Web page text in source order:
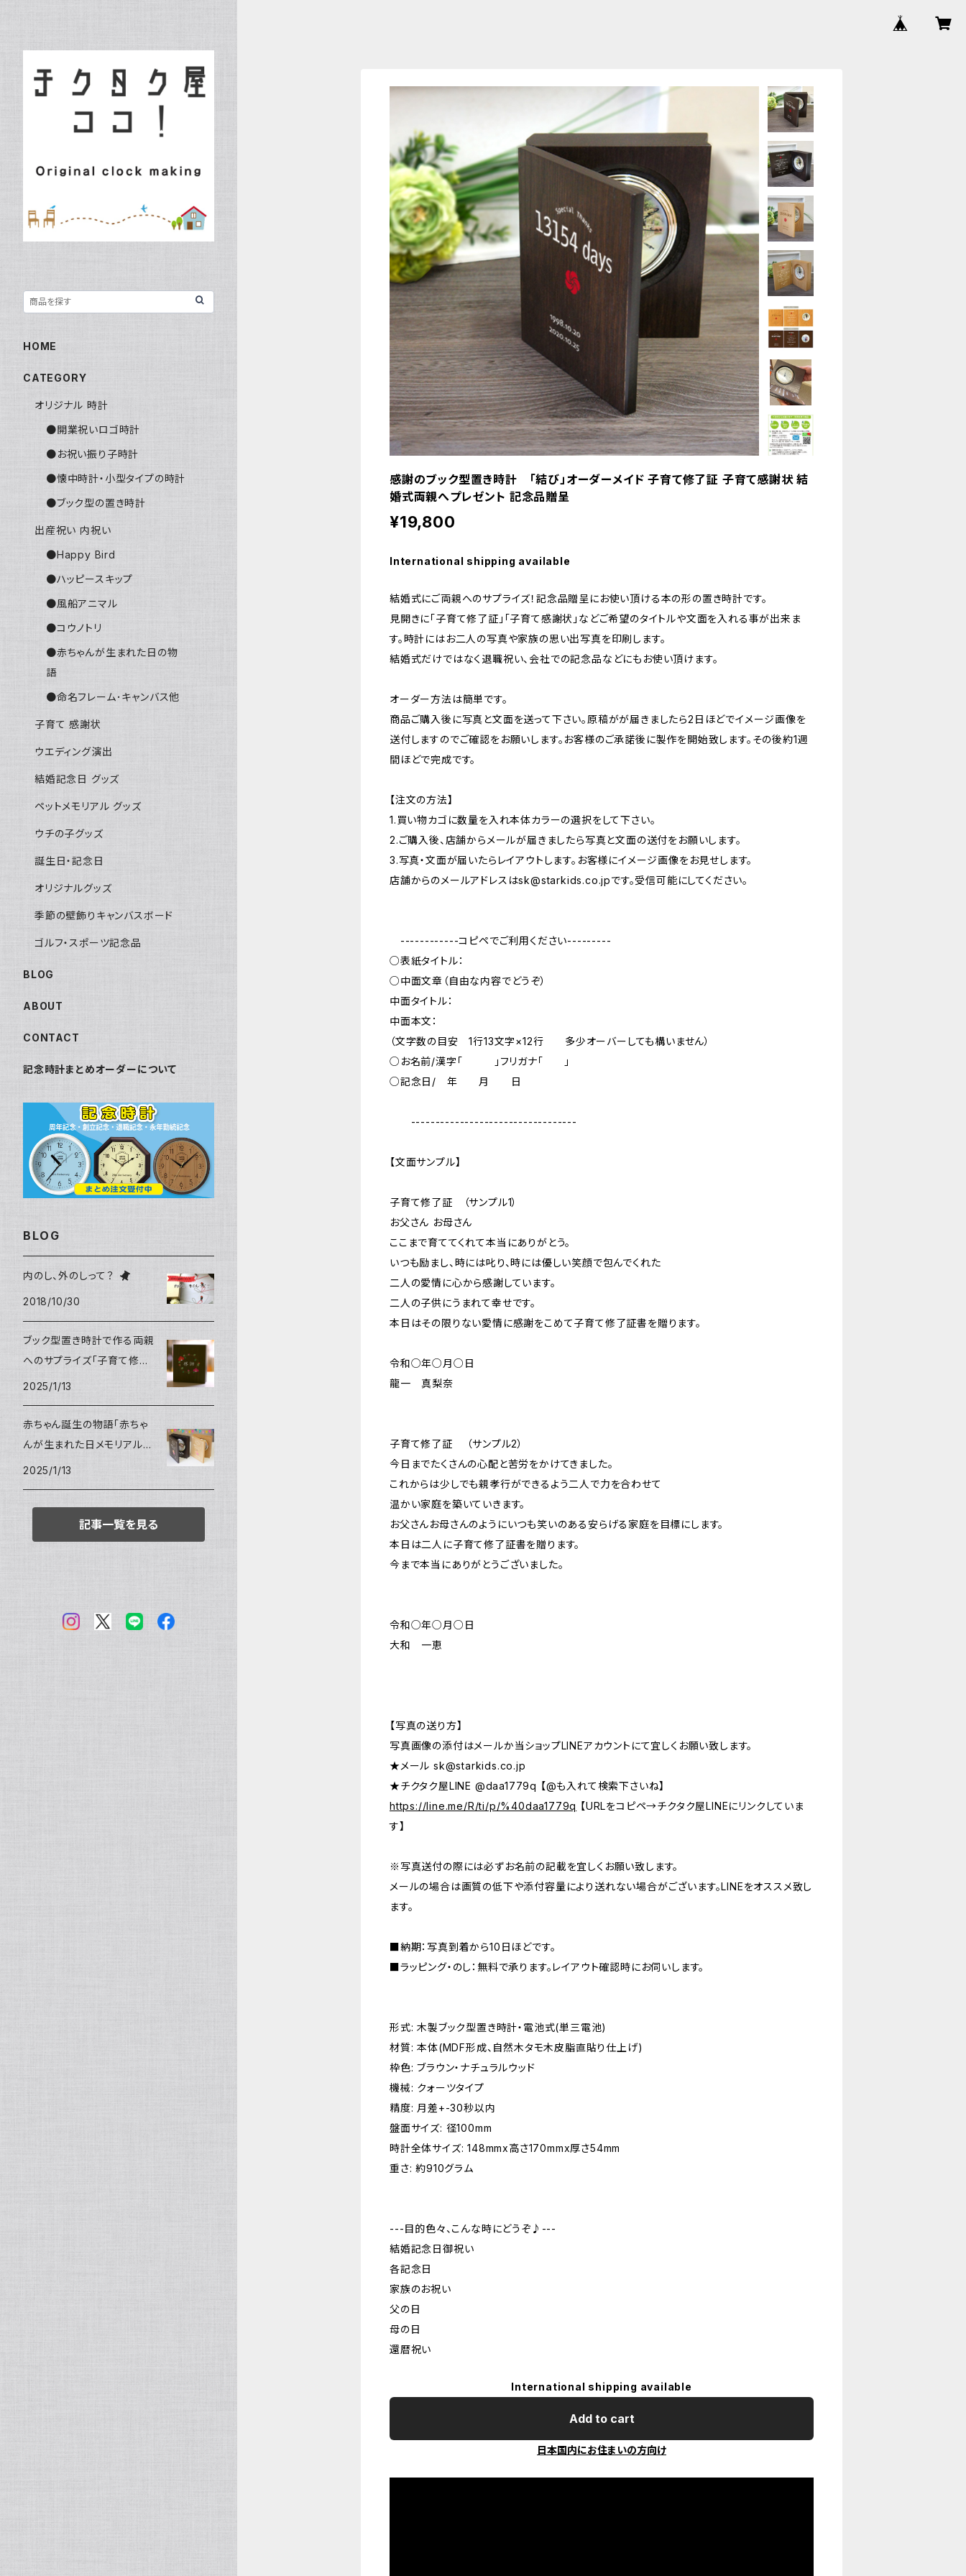
感謝のブック型置き時計 「結び」オーダーメイド 子育て修了証 子育て感謝状 結
婚式両親へプレゼント 記念品贈呈
¥19,800
International shipping available
結婚式にご両親へのサプライズ！記念品贈呈にお使い頂ける本の形の置き時計です。
見開きに「子育て修了証」「子育て感謝状」などご希望のタイトルや文面を入れる事が出来ま
す。時計にはお二人の写真や家族の思い出写真を印刷します。
結婚式だけではなく退職祝い、会社での記念品などにもお使い頂けます。
オーダー方法は簡単です。
商品ご購入後に写真と文面を送って下さい。原稿がが届きましたら2日ほどでイメージ画像を
送付しますのでご確認をお願いします。お客様のご承諾後に製作を開始致します。その後約1週
間ほどで完成です。
【注文の方法】
1.買い物カゴに数量を入れ本体カラーの選択をして下さい。
2.ご購入後、店舗からメールが届きましたら写真と文面の送付をお願いします。
3.写真・文面が届いたらレイアウトします。お客様にイメージ画像をお見せします。
店舗からのメールアドレスはsk@starkids.co.jpです。受信可能にしてください。
------------コピペでご利用ください---------
○表紙タイトル：
○中面文章（自由な内容でどうぞ）
中面タイトル：
中面本文：
（文字数の目安 1行13文字×12行 多少オーバーしても構いません）
○お名前/漢字「 」フリガナ「 」
○記念日/ 年 月 日
----------------------------------
【文面サンプル】
子育て修了証 （サンプル1）
お父さん お母さん
ここまで育ててくれて本当にありがとう。
いつも励まし、時には叱り、時には優しい笑顔で包んでくれた
二人の愛情に心から感謝しています。
二人の子供にうまれて幸せです。
本日はその限りない愛情に感謝をこめて子育て修了証書を贈ります。
令和○年○月○日
龍一 真梨奈
子育て修了証 （サンプル2）
今日までたくさんの心配と苦労をかけてきました。
これからは少しでも親孝行ができるよう二人で力を合わせて
温かい家庭を築いていきます。
お父さんお母さんのようにいつも笑いのある安らげる家庭を目標にします。
本日は二人に子育て修了証書を贈ります。
今まで本当にありがとうございました。
令和○年○月○日
大和 一恵
【写真の送り方】
写真画像の添付はメールか当ショップLINEアカウントにて宜しくお願い致します。
★メール sk@starkids.co.jp
★チクタク屋LINE @daa1779q 【@も入れて検索下さいね】
https://line.me/R/ti/p/%40daa1779q
【URLをコピペ→チクタク屋LINEにリンクしていま
す】
※写真送付の際には必ずお名前の記載を宜しくお願い致します。
メールの場合は画質の低下や添付容量により送れない場合がございます。LINEをオススメ致し
ます。
■納期：写真到着から10日ほどです。
■ラッピング・のし：無料で承ります。レイアウト確認時にお伺いします。
形式: 木製ブック型置き時計・電池式(単三電池)
材質: 本体(MDF形成、自然木タモ木皮脂直貼り仕上げ)
枠色: ブラウン・ナチュラルウッド
機械: クォーツタイプ
精度: 月差+-30秒以内
盤面サイズ: 径100mm
時計全体サイズ: 148mmx高さ170mmx厚さ54mm
重さ: 約910グラム
---目的色々、こんな時にどうぞ♪---
結婚記念日御祝い
各記念日
家族のお祝い
父の日
母の日
還暦祝い
International shipping available
Add to cart
日本国内にお住まいの方向け
HOME
CATEGORY
オリジナル 時計
●開業祝いロゴ時計
●お祝い振り子時計
●懐中時計・小型タイプの時計
●ブック型の置き時計
出産祝い 内祝い
●Happy Bird
●ハッピースキップ
●風船アニマル
●コウノトリ
●赤ちゃんが生まれた日の物
語
●命名フレーム･キャンバス他
子育て 感謝状
ウエディング演出
結婚記念日 グッズ
ペットメモリアル グッズ
ウチの子グッズ
誕生日・記念日
オリジナルグッズ
季節の壁飾りキャンバスボード
ゴルフ・スポーツ記念品
BLOG
ABOUT
CONTACT
記念時計まとめオーダーについて
BLOG
内のし、外のしって？
2018/10/30
ブック型置き時計で作る両親
へのサプライズ「子育て修了
証」
2025/1/13
赤ちゃん誕生の物語「赤ちゃ
んが生まれた日メモリアルク
ロック」
2025/1/13
記事一覧を見る